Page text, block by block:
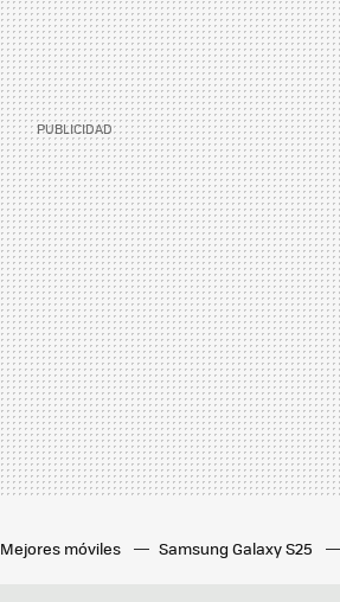
Mejores móviles Samsung Galaxy S25